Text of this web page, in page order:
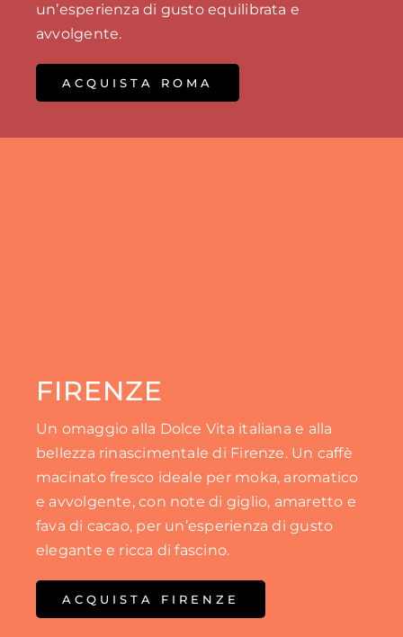
un’esperienza di gusto equilibrata e
avvolgente.
ACQUISTA ROMA
FIRENZE
Un omaggio alla Dolce Vita italiana e alla
bellezza rinascimentale di Firenze. Un caffè
macinato fresco ideale per moka, aromatico
e avvolgente, con note di giglio, amaretto e
fava di cacao, per un’esperienza di gusto
elegante e ricca di fascino.
ACQUISTA FIRENZE